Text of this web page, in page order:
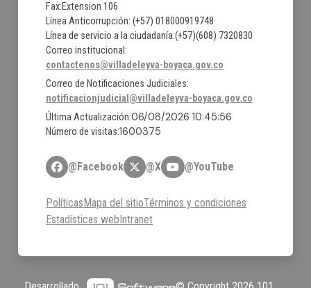
Fax:Extension 106
Línea Anticorrupción: (+57) 018000919748
Línea de servicio a la ciudadanía:(+57)(608) 7320830
Correo institucional:
contactenos@villadeleyva-boyaca.gov.co
Correo de Notificaciones Judiciales:
notificacionjudicial@villadeleyva-boyaca.gov.co
Última Actualización:06/08/2026 10:45:56
Número de visitas:1600375
@Facebook @X @YouTube
PolíticasMapa del sitioTérminos y condiciones
Estadísticas webIntranet